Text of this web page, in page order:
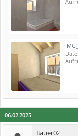
06.02.2025
Bauer02